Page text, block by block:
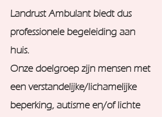
Landrust Ambulant biedt dus
professionele begeleiding aan
huis.
Onze doelgroep zijn mensen met
een verstandelijke/lichamelijke
beperking, autisme en/of lichte